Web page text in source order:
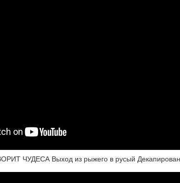
ЧУДЕСА Выход из рыжего в русый